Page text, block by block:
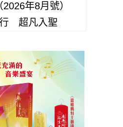
年8月號）
超凡入聖